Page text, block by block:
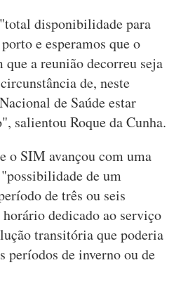
disponibilidade para
e esperamos que o
a reunião decorreu seja
de, neste
de Saúde estar
salientou Roque da Cunha.
o SIM avançou com uma
de um
de três ou seis
dedicado ao serviço
transitória que poderia
períodos de inverno ou de